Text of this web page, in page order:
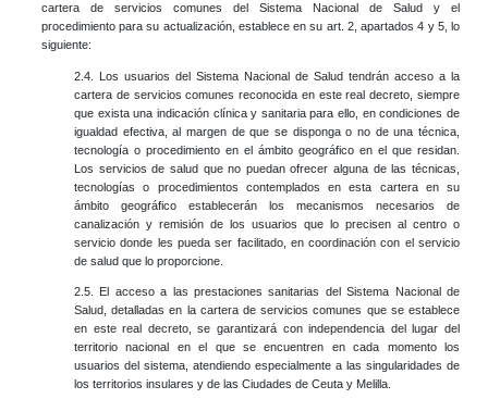
cartera de servicios comunes del Sistema Nacional de Salud y el
procedimiento para su actualización, establece en su art. 2, apartados 4 y 5, lo
siguiente:
2.4. Los usuarios del Sistema Nacional de Salud tendrán acceso a la
cartera de servicios comunes reconocida en este real decreto, siempre
que exista una indicación clínica y sanitaria para ello, en condiciones de
igualdad efectiva, al margen de que se disponga o no de una técnica,
tecnología o procedimiento en el ámbito geográfico en el que residan.
Los servicios de salud que no puedan ofrecer alguna de las técnicas,
tecnologías o procedimientos contemplados en esta cartera en su
ámbito geográfico establecerán los mecanismos necesarios de
canalización y remisión de los usuarios que lo precisen al centro o
servicio donde les pueda ser facilitado, en coordinación con el servicio
de salud que lo proporcione.
2.5. El acceso a las prestaciones sanitarias del Sistema Nacional de
Salud, detalladas en la cartera de servicios comunes que se establece
en este real decreto, se garantizará con independencia del lugar del
territorio nacional en el que se encuentren en cada momento los
usuarios del sistema, atendiendo especialmente a las singularidades de
los territorios insulares y de las Ciudades de Ceuta y Melilla.